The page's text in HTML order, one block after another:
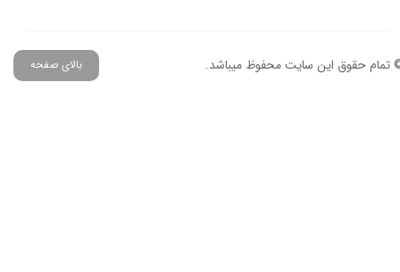
تمام حقوق این سایت محفوظ میباشد. بالای صفحه